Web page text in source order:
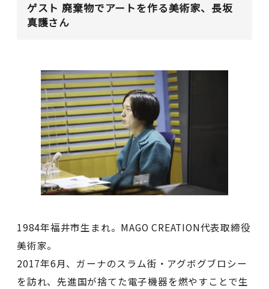
ゲスト 廃棄物でアートを作る美術家、長坂
真護さん
1984年福井市生まれ。MAGO CREATION代表取締役
美術家。
2017年6月、ガーナのスラム街・アグボグブロシー
を訪れ、先進国が捨てた電子機器を燃やすことで生